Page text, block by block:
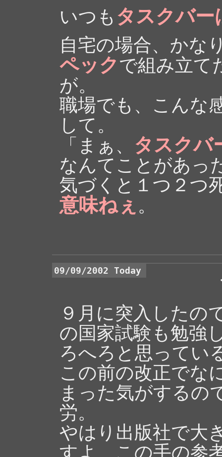
いつも タスクバー
自宅の場合、かな
ペックで組み立て
が。
職場でも、こんな
して。
「まぁ、 タスクバ
なんてことがあっ
気づくと１つ２つ
意味ねぇ 。
09/09/2002 Today
９月に突入したの
の国家試験も勉強
ろへろと思ってい
この前の改正でな
まった気がするの
労。
やはり出版社で大
すよ、この手の参